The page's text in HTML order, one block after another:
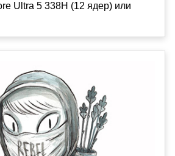
Ultra 5 338H (12 ядер) или